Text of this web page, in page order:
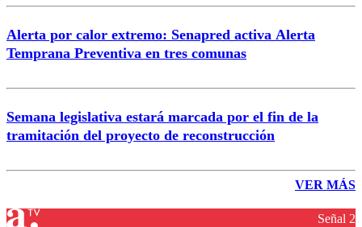
Alerta por calor extremo: Senapred activa Alerta
Temprana Preventiva en tres comunas
Semana legislativa estará marcada por el fin de la
tramitación del proyecto de reconstrucción
VER MÁS
Señal 2